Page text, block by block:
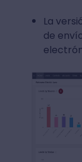
La
de